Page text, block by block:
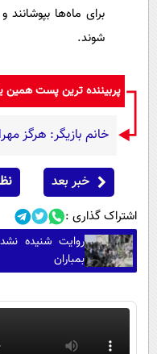
برای ماه‌ها
شوند.
پربیننده ترین پست
خانم بازیگر: هرگز
خبر بعد
اشتراک گذاری :
بمباران